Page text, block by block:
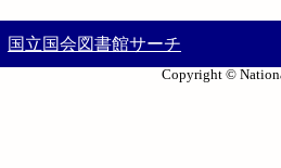
国立国会図書館サーチ
Copyright ©